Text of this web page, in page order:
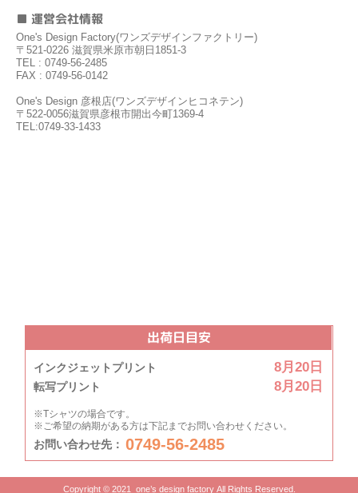
■ 運営会社情報
One's Design Factory(ワンズデザインファクトリー)
〒521-0226 滋賀県米原市朝日1851-3
TEL : 0749-56-2485
FAX : 0749-56-0142
One's Design 彦根店(ワンズデザインヒコネテン)
〒522-0056滋賀県彦根市開出今町1369-4
TEL:0749-33-1433
出荷日目安
インクジェットプリント 8月20日
転写プリント 8月20日
※Tシャツの場合です。
※ご希望の納期がある方は下記までお問い合わせください。
お問い合わせ先： 0749-56-2485
Copyright © 2021 one’s design factory All Rights Reserved.